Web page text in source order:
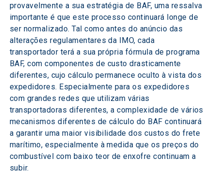
provavelmente a sua estratégia de BAF, uma ressalva
importante é que este processo continuará longe de
ser normalizado. Tal como antes do anúncio das
alterações regulamentares da IMO, cada
transportador terá a sua própria fórmula de programa
BAF, com componentes de custo drasticamente
diferentes, cujo cálculo permanece oculto à vista dos
expedidores. Especialmente para os expedidores
com grandes redes que utilizam várias
transportadoras diferentes, a complexidade de vários
mecanismos diferentes de cálculo do BAF continuará
a garantir uma maior visibilidade dos custos do frete
marítimo, especialmente à medida que os preços do
combustível com baixo teor de enxofre continuam a
subir.